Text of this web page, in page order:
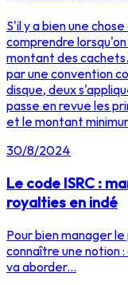
S'il y a bien une
comprendre
montant des
par une convention
disque, deux
passe en revue les
et le montant
30/8/2024
Le code ISRC :
royalties en indé
Pour bien manager
connaître une notion
va aborder...